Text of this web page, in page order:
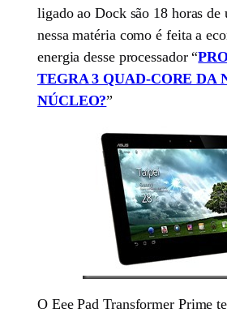
ligado ao Dock são 18 horas de
nessa matéria como é feita a
energia desse processador “
TEGRA 3 QUAD-CORE DA
NÚCLEO?”
O Eee Pad Transformer Prime